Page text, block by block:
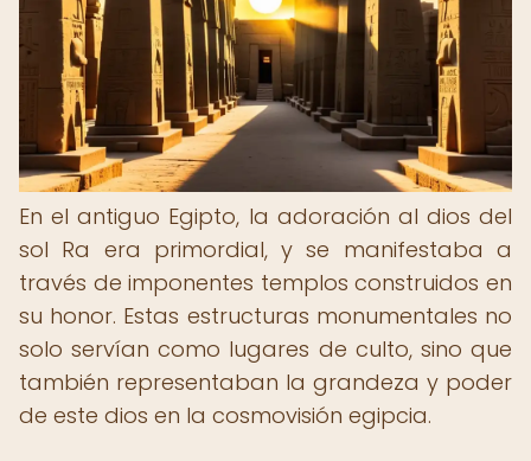
En el antiguo Egipto, la adoración al dios del
sol Ra era primordial, y se manifestaba a
través de imponentes templos construidos en
su honor. Estas estructuras monumentales no
solo servían como lugares de culto, sino que
también representaban la grandeza y poder
de este dios en la cosmovisión egipcia.